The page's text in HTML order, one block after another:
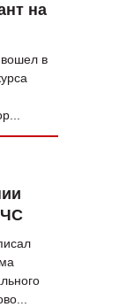
на
вошел в
ЧС